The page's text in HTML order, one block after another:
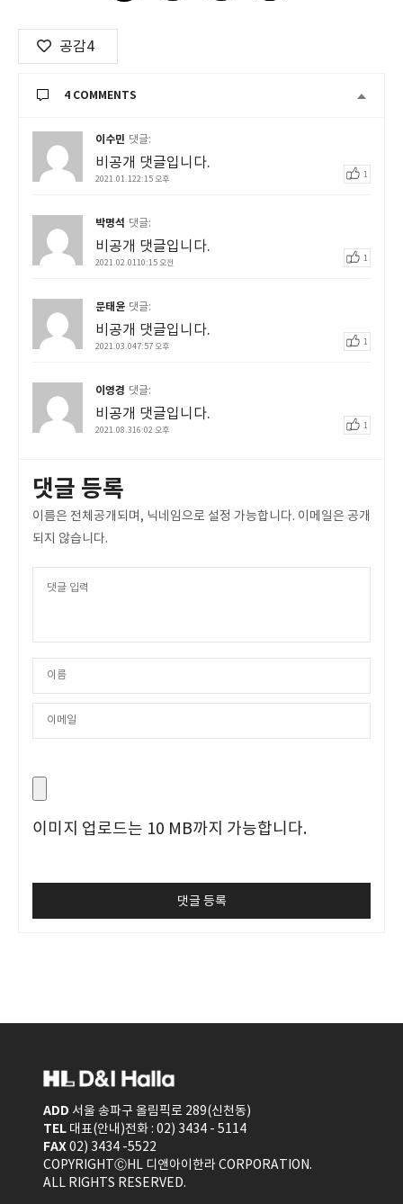
공감4
4 COMMENTS
이수민 댓글:
2021.01.122:15 오후 1
비공개 댓글입니다.
박명석 댓글:
2021.02.0110:15 오전 1
비공개 댓글입니다.
문태윤 댓글:
2021.03.047:57 오후 1
비공개 댓글입니다.
이영경 댓글:
2021.08.316:02 오후 1
비공개 댓글입니다.
댓글 등록
이름은 전체공개되며, 닉네임으로 설정 가능합니다. 이메일은 공개
되지 않습니다.
이미지 업로드는 10 MB까지 가능합니다.
ADD 서울 송파구 올림픽로 289(신천동)
TEL 대표(안내)전화 : 02) 3434 - 5114
FAX02) 3434 -5522
COPYRIGHTⒸHL 디앤아이한라 CORPORATION.
ALL RIGHTS RESERVED.